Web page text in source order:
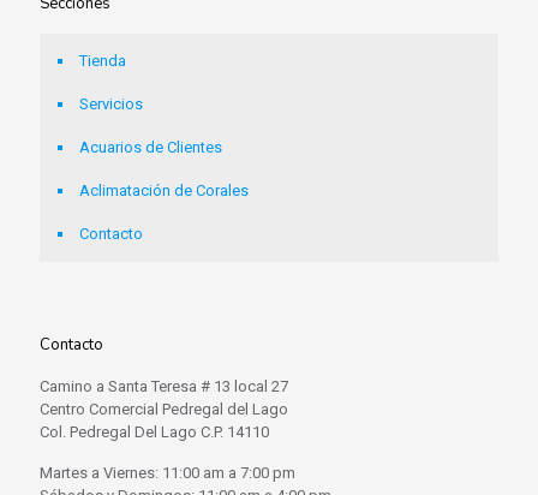
Tienda
Servicios
Acuarios de Clientes
Aclimatación de Corales
Contacto
Contacto
Camino a Santa Teresa # 13 local 27
Centro Comercial Pedregal del Lago
Col. Pedregal Del Lago C.P. 14110
Martes a Viernes: 11:00 am a 7:00 pm